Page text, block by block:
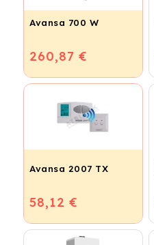
Avansa 700 W
260,87 €
Avansa 2007 TX
58,12 €